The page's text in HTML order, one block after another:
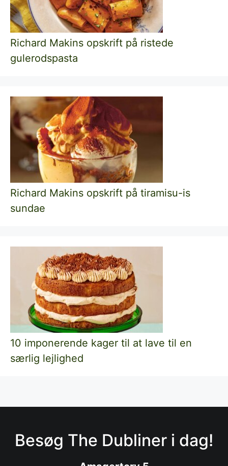
Richard Makins opskrift på ristede
gulerodspasta
Richard Makins opskrift på tiramisu-is
sundae
10 imponerende kager til at lave til en
særlig lejlighed
Besøg The Dubliner i dag!